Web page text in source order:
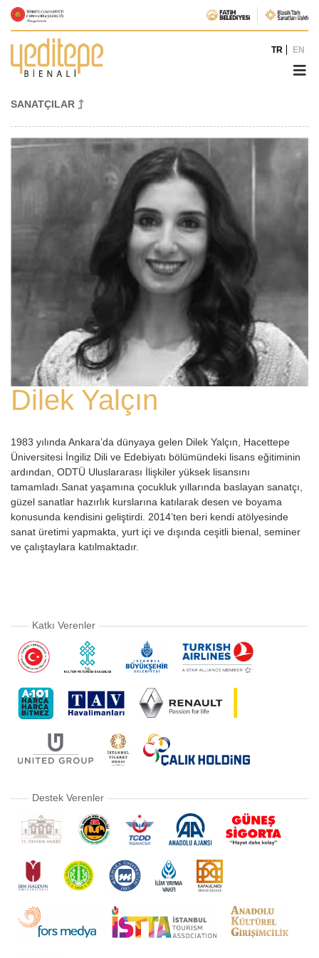
TR EN
SANATÇILAR
Dilek Yalçın
1983 yılında Ankara’da dünyaya gelen Dilek Yalçın, Hacettepe
Üniversitesi İngiliz Dili ve Edebiyatı bölümündeki lisans eğitiminin
ardından, ODTÜ Uluslararası İlişkiler yüksek lisansını
tamamladı.Sanat yaşamına çocukluk yıllarında baslayan sanatçı,
güzel sanatlar hazırlık kurslarına katılarak desen ve boyama
konusunda kendisini geliştirdi. 2014’ten beri kendi atölyesinde
sanat üretimi yapmakta, yurt içi ve dışında ceşitli bienal, seminer
ve çalıştaylara katılmaktadır.
Katkı Verenler
Destek Verenler